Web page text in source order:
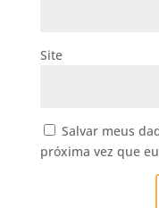
Site
Salvar meus
próxima vez que